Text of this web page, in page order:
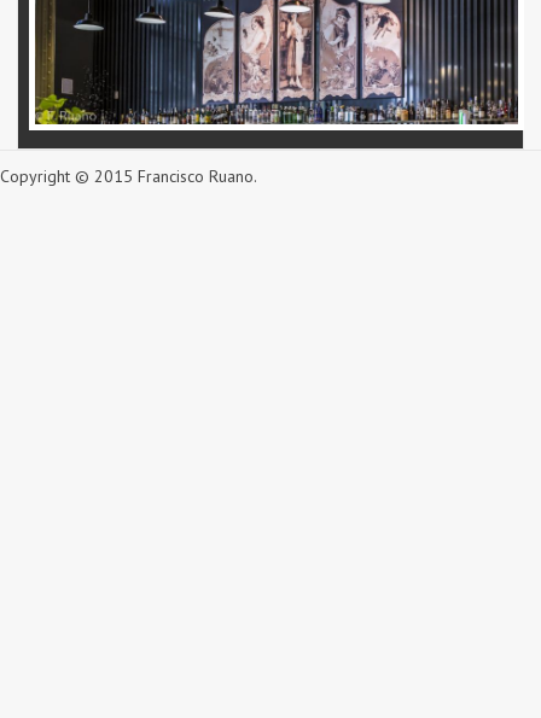
Copyright © 2015 Francisco Ruano.